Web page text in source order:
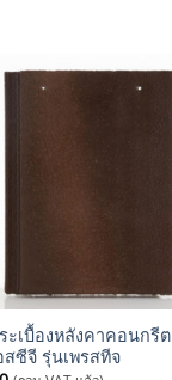
ะเบื้องหลังคาคอนกรีต
สซีจี รุ่นเพรสทีจ